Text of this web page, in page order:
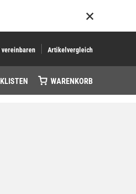
Artikelvergleich
WARENKORB